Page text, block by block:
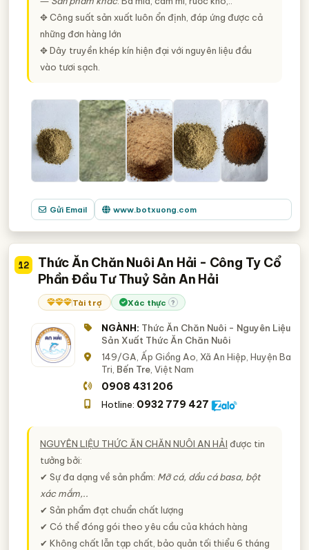
✥ Công suất sản xuất luôn ổn định, đáp ứng được cả
những đơn hàng lớn
✥ Dây truyền khép kín hiện đại với nguyên liệu đầu
vào tươi sạch.
Gửi Email www.botxuong.com
12
Thức Ăn Chăn Nuôi An Hải - Công Ty Cổ
Phần Đầu Tư Thuỷ Sản An Hải
Tài trợ Xác thực ?
NGÀNH: Thức Ăn Chăn Nuôi - Nguyên Liệu
Sản Xuất Thức Ăn Chăn Nuôi
149/GA, Ấp Giồng Ao, Xã An Hiệp, Huyện Ba
Tri, Bến Tre, Việt Nam
0908 431 206
Hotline: 0932 779 427
NGUYÊN LIỆU THỨC ĂN CHĂN NUÔI AN HẢI được tin
tưởng bởi:
✔ Sự đa dạng về sản phẩm: Mỡ cá, dầu cá basa, bột
xác mắm,..
✔ Sản phẩm đạt chuẩn chất lượng
✔ Có thể đóng gói theo yêu cầu của khách hàng
✔ Không chất lẫn tạp chất, bảo quản tối thiểu 6 tháng